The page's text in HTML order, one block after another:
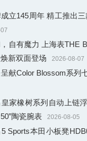
立145周年 精工推出三
自有魔力 上海表THE
新双面登场
2026-08-07
献Color Blossom系列
家橡树系列自动上链
陶瓷腕表
2026-08-05
Sports本田小板凳